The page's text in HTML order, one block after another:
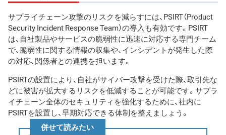
サプライチェーン攻撃のリスクを減らすには、PSIRT（Product
Security Incident Response Team）の導入も有効です。PSIRT
は、自社製品やサービスの脆弱性に迅速に対応する専門チーム
で、脆弱性に関する情報の収集や、インシデントが発生した際
の対応、関係者との連携を担います。
PSIRTの設置により、自社がサイバー攻撃を受けた際、取引先な
どに被害が拡大するリスクを低減することが可能です。サプラ
イチェーン全体のセキュリティを強化するために、社内に
PSIRTを設置し、早期対応できる体制を整えましょう。
併せて読みたい